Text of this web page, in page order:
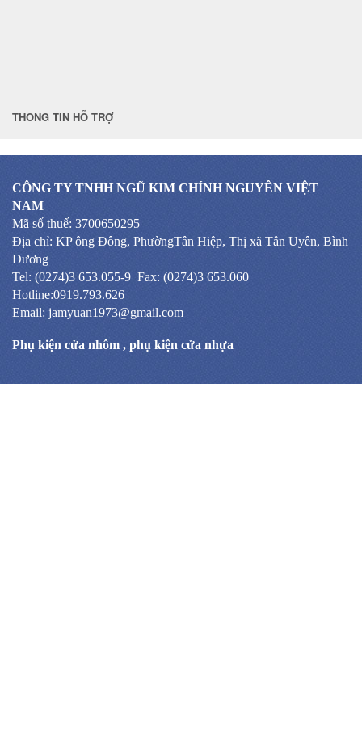
THÔNG TIN HỖ TRỢ
CÔNG TY TNHH NGŨ KIM CHÍNH NGUYÊN VIỆT
NAM
Mã số thuế: 3700650295
Địa chỉ: KP ông Đông, PhườngTân Hiệp, Thị xã Tân Uyên, Bình
Dương
Tel: (0274)3 653.055-9 Fax: (0274)3 653.060
Hotline:0919.793.626
Email: jamyuan1973@gmail.com
Phụ kiện cửa nhôm , phụ kiện cửa nhựa